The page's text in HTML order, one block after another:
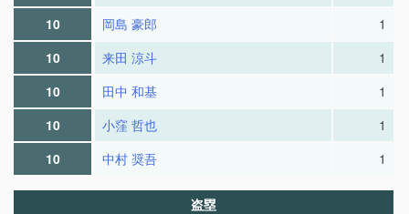
10
岡島 豪郎
1
10
来田 涼斗
1
10
田中 和基
1
10
小窪 哲也
1
10
中村 奨吾 1
盗塁